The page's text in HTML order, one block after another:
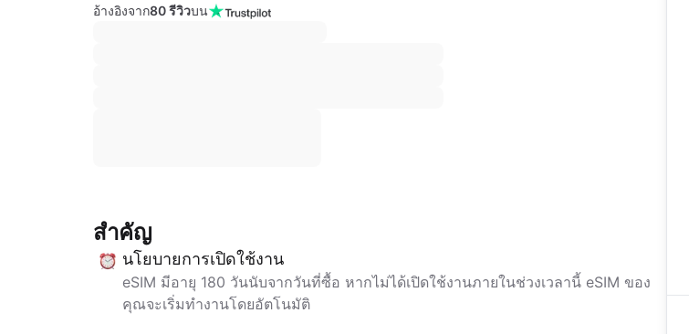
อ้างอิงจาก80 รีวิวบน
สำคัญ
นโยบายการเปิดใช้งาน
eSIM มีอายุ 180 วันนับจากวันที่ซื้อ หากไม่ได้เปิดใช้งานภายในช่วงเวลานี้ eSIM ของ
คุณจะเริ่มทำงานโดยอัตโนมัติ